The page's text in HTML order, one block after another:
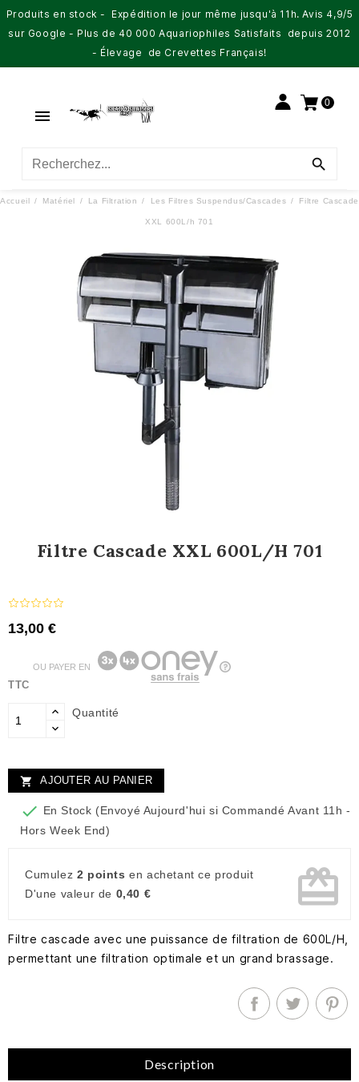
Produits en stock - Expédition le jour même jusqu'à 11h. Avis 4,9/5
sur Google - Plus de 40 000 Aquariophiles Satisfaits depuis 2012
- Élevage de Crevettes Français!

0

Accueil Matériel La Filtration Les Filtres Suspendus/Cascades Filtre Cascade
XXL 600L/h 701
Filtre Cascade XXL 600L/h 701
13,00 €
TTC
OU PAYER EN
Quantité
 AJOUTER AU PANIER
 En Stock (Envoyé Aujourd'hui si Commandé Avant 11h -
Hors Week End)
Cumulez 2 points en achetant ce produit
D'une valeur de 0,40 € card_giftcard
Filtre cascade avec une puissance de filtration de 600L/H,
permettant une filtration optimale et un grand brassage.
Description